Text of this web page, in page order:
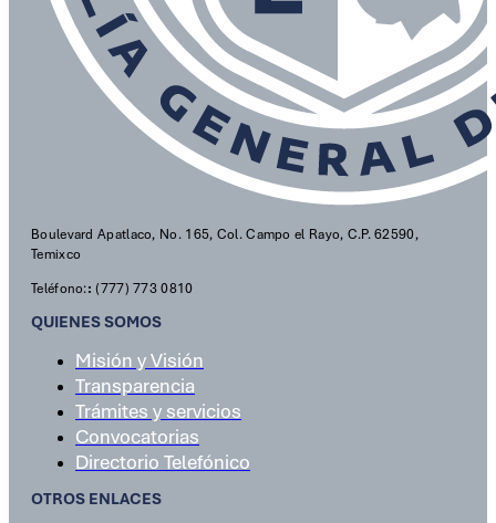
Boulevard Apatlaco, No. 165, Col. Campo el Rayo, C.P. 62590,
Temixco
Teléfono::(777) 773 0810
QUIENES SOMOS
Misión y Visión
Transparencia
Trámites y servicios
Convocatorias
Directorio Telefónico
OTROS ENLACES